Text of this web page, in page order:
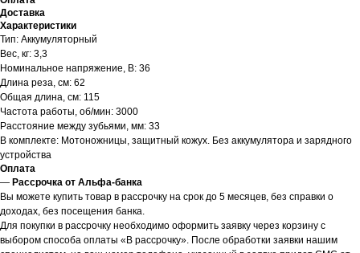
Доставка
Характеристики
Тип: Аккумуляторный
Вес, кг: 3,3
Номинальное напряжение, В: 36
Длина реза, см: 62
Общая длина, см: 115
Частота работы, об/мин: 3000
Расстояние между зубьями, мм: 33
В комплекте: Мотоножницы, защитный кожух. Без аккумулятора и зарядного
устройства
Оплата
— Рассрочка от Альфа-банка
Вы можете купить товар в рассрочку на срок до 5 месяцев, без справки о
доходах, без посещения банка.
Для покупки в рассрочку необходимо оформить заявку через корзину с
выбором способа оплаты «В рассрочку». После обработки заявки нашим